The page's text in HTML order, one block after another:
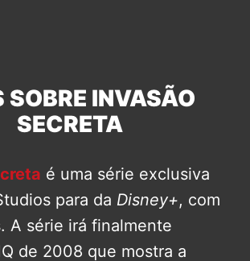
SOBRE INVASÃO
SECRETA
é uma série exclusiva
para da Disney+, com
A série irá finalmente
de 2008 que mostra a